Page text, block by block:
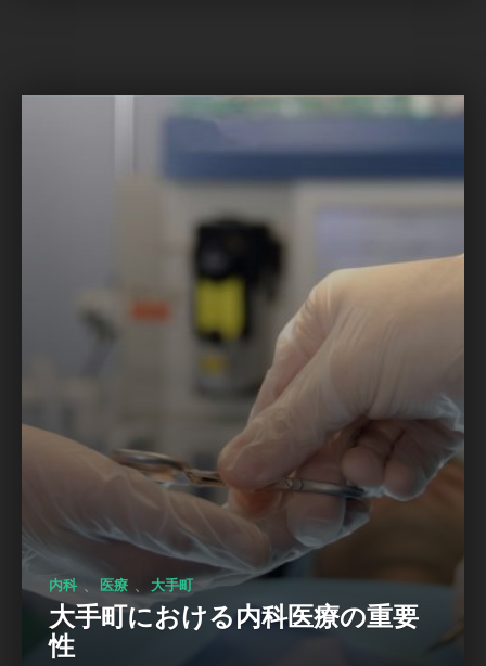
内科 医療 大手町
大手町における内科医療の重要
性